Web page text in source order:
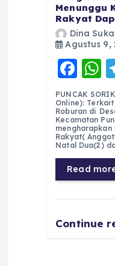
Menunggu
Rakyat
Dina
Agustus 9,
F
a
c
e
b
o
o
k
h
a
A
p
p
PUNCAK
Online):
Roburan di
Kecamatan
mengharapkan
Rakyat(
Natal Dua(2)
Read
Continue